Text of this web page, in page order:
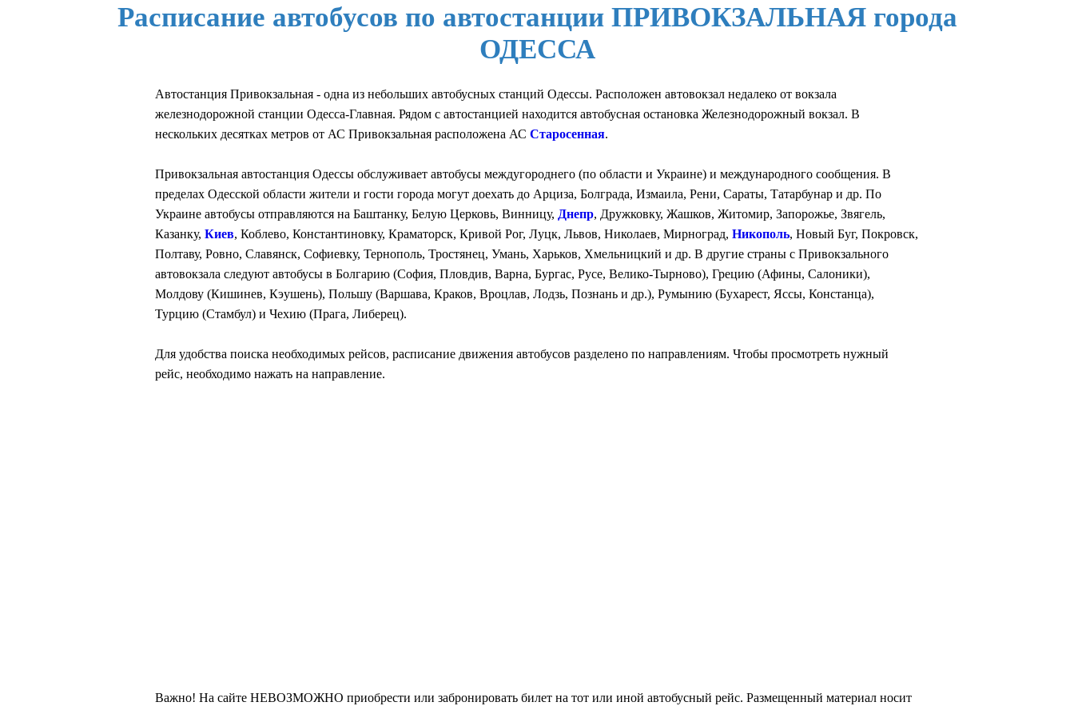
Расписание автобусов по автостанции ПРИВОКЗАЛЬНАЯ города
ОДЕССА
Автостанция Привокзальная - одна из небольших автобусных станций Одессы. Расположен автовокзал недалеко от вокзала
железнодорожной станции Одесса-Главная. Рядом с автостанцией находится автобусная остановка Железнодорожный вокзал. В
нескольких десятках метров от АС Привокзальная расположена АС Старосенная.
Привокзальная автостанция Одессы обслуживает автобусы междугороднего (по области и Украине) и международного сообщения. В
пределах Одесской области жители и гости города могут доехать до Арциза, Болграда, Измаила, Рени, Сараты, Татарбунар и др. По
Украине автобусы отправляются на Баштанку, Белую Церковь, Винницу, Днепр, Дружковку, Жашков, Житомир, Запорожье, Звягель,
Казанку, Киев, Коблево, Константиновку, Краматорск, Кривой Рог, Луцк, Львов, Николаев, Мирноград, Никополь, Новый Буг, Покровск,
Полтаву, Ровно, Славянск, Софиевку, Тернополь, Тростянец, Умань, Харьков, Хмельницкий и др. В другие страны с Привокзального
автовокзала следуют автобусы в Болгарию (София, Пловдив, Варна, Бургас, Русе, Велико-Тырново), Грецию (Афины, Салоники),
Молдову (Кишинев, Кэушень), Польшу (Варшава, Краков, Вроцлав, Лодзь, Познань и др.), Румынию (Бухарест, Яссы, Констанца),
Турцию (Стамбул) и Чехию (Прага, Либерец).
Для удобства поиска необходимых рейсов, расписание движения автобусов разделено по направлениям. Чтобы просмотреть нужный
рейс, необходимо нажать на направление.
Важно! На сайте НЕВОЗМОЖНО приобрести или забронировать билет на тот или иной автобусный рейс. Размещенный материал носит